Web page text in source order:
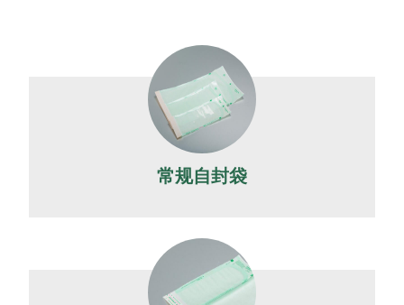
常规自封袋